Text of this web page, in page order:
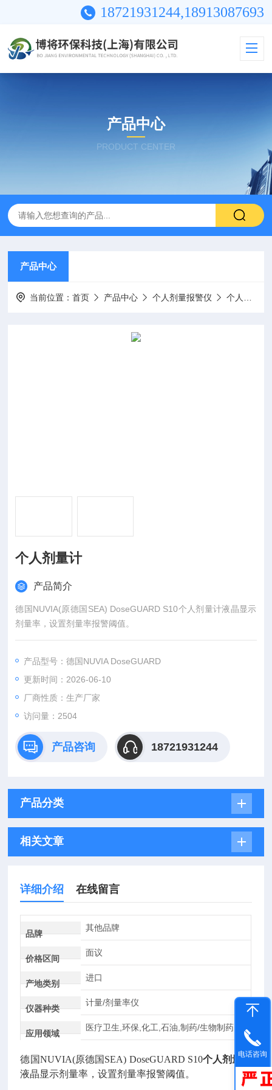
18721931244,18913087693
产品中心
PRODUCT CENTER
产品中心
当前位置：首页 产品中心 个人剂量报警仪 个人剂量报警仪
个人剂量计
产品简介
德国NUVIA(原德国SEA) DoseGUARD S10个人剂量计液晶显示
剂量率，设置剂量率报警阈值。
产品型号：德国NUVIA DoseGUARD
更新时间：2026-06-10
厂商性质：生产厂家
访问量：2504
产品咨询 18721931244
产品分类
相关文章
详细介绍 在线留言
品牌
其他品牌
价格区间
面议
产地类别
进口
仪器种类
计量/剂量率仪
应用领域
医疗卫生,环保,化工,石油,制药/生物制药
德国NUVIA(原德国SEA) DoseGUARD S10个人剂量计
液晶显示剂量率，设置剂量率报警阈值。
电话咨询